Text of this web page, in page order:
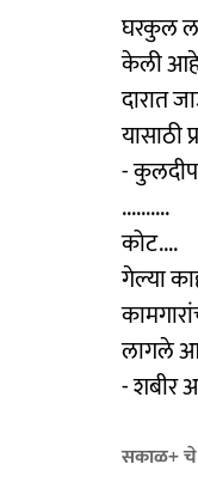
घरकुल
केली
दारात
यासाठी
-
..........
कोट....
गेल्या
लागले
- शबीर
सकाळ+